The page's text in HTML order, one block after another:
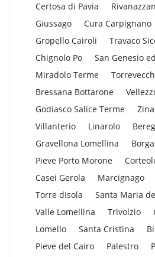
Certosa di Pavia
Giussago
Cura Carpignano
Gropello Cairoli
Travaco
Chignolo Po
San Genesio
Miradolo Terme
Bressana Bottarone
Godiasco Salice Terme
Villanterio
Linarolo
Gravellona Lomellina
Pieve Porto Morone
Casei Gerola
Marcignago
Torre dIsola
Santa Maria
Valle Lomellina
Trivolzio
Lomello
Santa Cristina
Pieve del Cairo
Palestro